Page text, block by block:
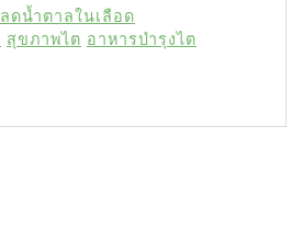
ลดน้ำตาลในเลือด
สุขภาพไต อาหารบำรุงไต